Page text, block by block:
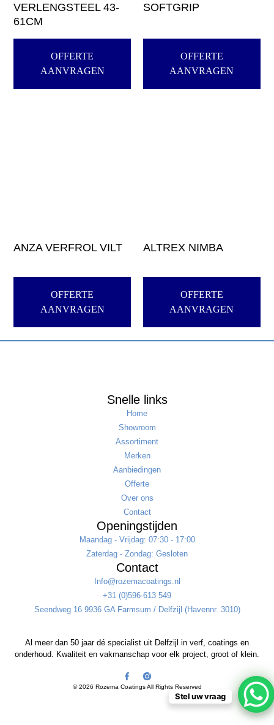
VERLENGSTEEL 43-
61CM
OFFERTE
AANVRAGEN
SOFTGRIP
OFFERTE
AANVRAGEN
ANZA VERFROL VILT
OFFERTE
AANVRAGEN
ALTREX NIMBA
OFFERTE
AANVRAGEN
Al meer dan 50 jaar dé specialist uit Delfzijl in verf, coatings en
onderhoud. Kwaliteit en vakmanschap voor elk project, groot of klein.
© 2026 Rozema Coatings All Rights Reserved
Snelle links
Home
Showroom
Assortiment
Merken
Aanbiedingen
Offerte
Over ons
Contact
Openingstijden
Maandag - Vrijdag: 07:30 - 17:00
Zaterdag - Zondag: Gesloten
Contact
Info@rozemacoatings.nl
+31 (0)596-613 549
Seendweg 16 9936 GA Farmsum / Delfzijl (Havennr. 3010)
Stel uw vraag